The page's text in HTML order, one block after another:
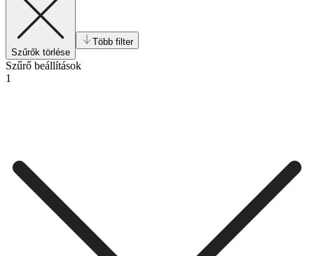
Szűrők törlése
Több filter
Szűrő beállítások
1